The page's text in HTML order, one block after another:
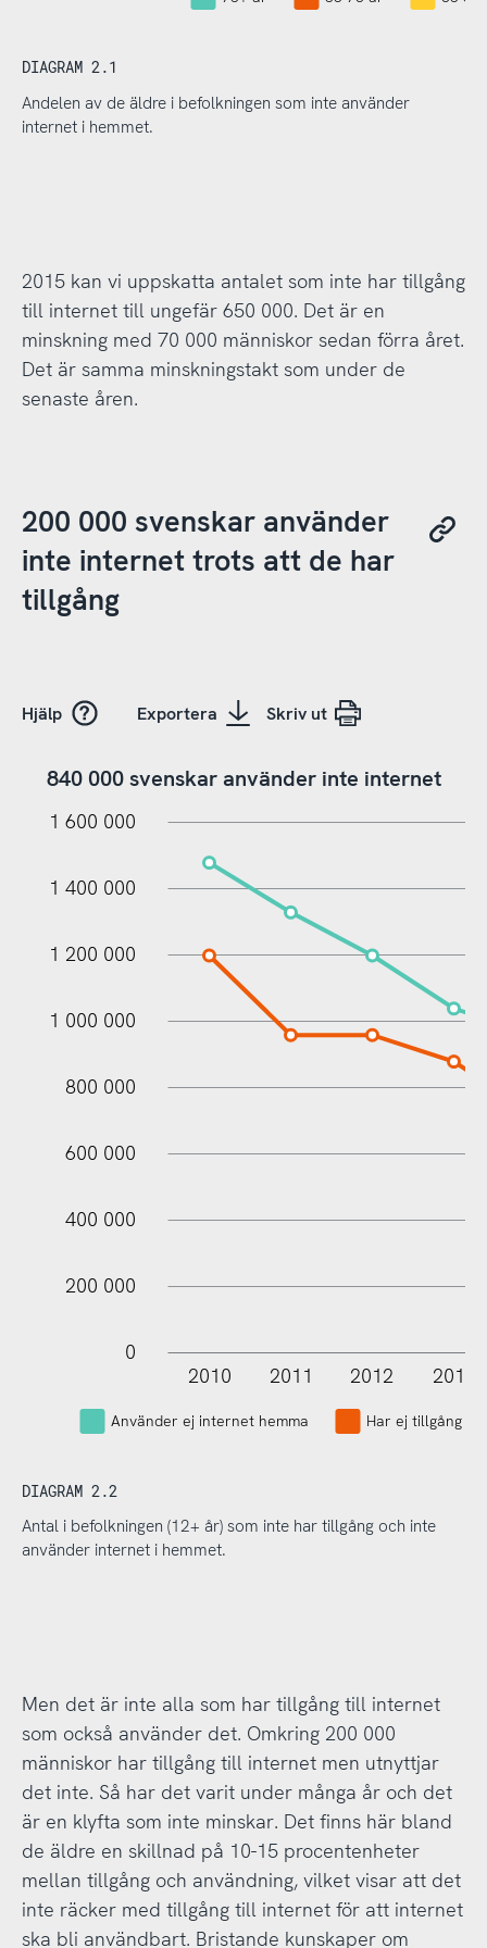
DIAGRAM 2.1
Andelen av de äldre i befolkningen som inte använder
internet i hemmet.
2015 kan vi uppskatta antalet som inte har tillgång
till internet till ungefär 650 000. Det är en
minskning med 70 000 människor sedan förra året.
Det är samma minskningstakt som under de
senaste åren.
200 000 svenskar använder
inte internet trots att de har
tillgång
Hjälp Exportera Skriv ut
840 000 svenskar använder inte internet
1 000 000
1 600 000
1 400 000
1 200 000
1 000 000
800 000
600 000
400 000
200 000
0
2010 2011 2012 2013
Använder ej internet hemma Har ej tillgång
DIAGRAM 2.2
Antal i befolkningen (12+ år) som inte har tillgång och inte
använder internet i hemmet.
Men det är inte alla som har tillgång till internet
som också använder det. Omkring 200 000
människor har tillgång till internet men utnyttjar
det inte. Så har det varit under många år och det
är en klyfta som inte minskar. Det finns här bland
de äldre en skillnad på 10-15 procentenheter
mellan tillgång och användning, vilket visar att det
inte räcker med tillgång till internet för att internet
ska bli användbart. Bristande kunskaper om